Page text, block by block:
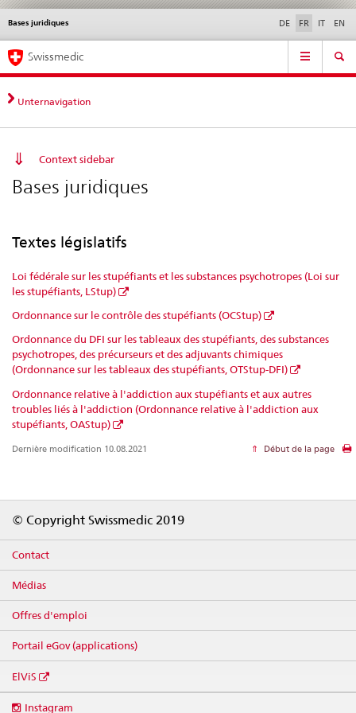
Navigation
directe:
actualités,
bases
contact
Actualités & Mises à
normes
Contact | Support &
aide
Bases juridiques DE FR IT EN
Service
Navigation
Swissmedic
Unternavigation
Context sidebar
Bases juridiques
Textes législatifs
Loi fédérale sur les stupéfiants et les substances psychotropes (Loi sur
les stupéfiants, LStup)
Ordonnance sur le contrôle des stupéfiants (OCStup)
Ordonnance du DFI sur les tableaux des stupéfiants, des substances
psychotropes, des précurseurs et des adjuvants chimiques
(Ordonnance sur les tableaux des stupéfiants, OTStup-DFI)
Ordonnance relative à l'addiction aux stupéfiants et aux autres
troubles liés à l'addiction (Ordonnance relative à l'addiction aux
stupéfiants, OAStup)
Dernière modification 10.08.2021 Début de la page
© Copyright Swissmedic 2019
Contact
Médias
Offres d'emploi
Portail eGov (applications)
ElViS
Instagram